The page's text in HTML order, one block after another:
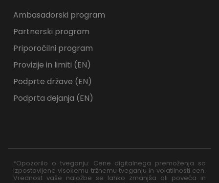
Ambasadorski program
Partnerski program
Priporočilni program
Provizije in limiti (EN)
Podprte države (EN)
Podprta dejanja (EN)
*Opozorilo o tveganju: Cene digitalnega premoženja so
izpostavljene visokemu tržnemu tveganju in volatilnosti cen.
Vrednost vaše naložbe se lahko zmanjša ali poveča in